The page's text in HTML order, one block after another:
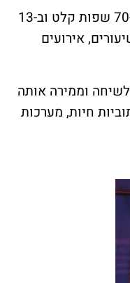
, שמיועד לתרגום חי. הוא תומך ביותר מ-70 שפות קלט וב-13
אירועים
וממירה אותה
חיות, מערכות